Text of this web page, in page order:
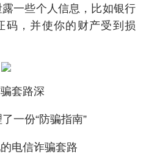
一些个人信息，比如银行
码，并使你的财产受到损
套路深
一份“防骗指南”
电信诈骗套路